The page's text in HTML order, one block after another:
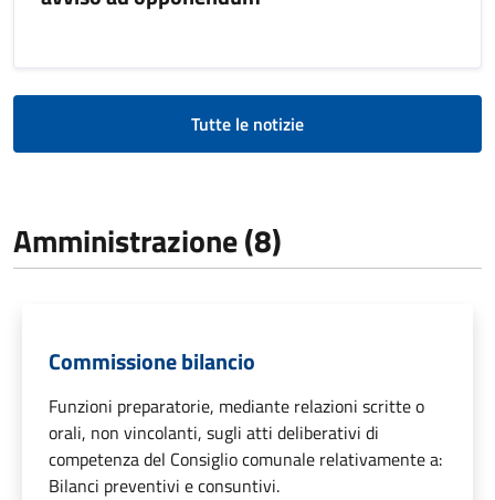
Tutte le notizie
Amministrazione (8)
Commissione bilancio
Funzioni preparatorie, mediante relazioni scritte o
orali, non vincolanti, sugli atti deliberativi di
competenza del Consiglio comunale relativamente a:
Bilanci preventivi e consuntivi.